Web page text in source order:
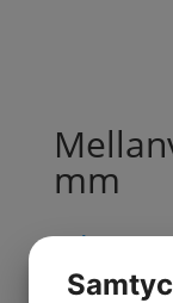
mm
9krex.